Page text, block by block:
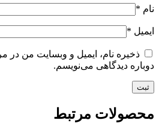
نام *
ایمیل *
ذخیره نام، ایمیل و وبسایت من در
دوباره دیدگاهی می‌نویسم.
محصولات مرتبط